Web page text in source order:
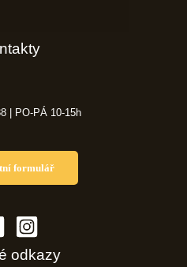
| PO-PÁ 10-15h
formulář
odkazy